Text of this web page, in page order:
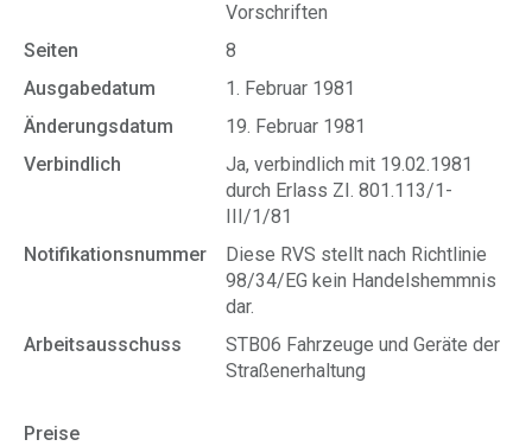
Vorschriften
Seiten
8
Ausgabedatum
1. Februar 1981
Änderungsdatum
19. Februar 1981
Verbindlich
Ja, verbindlich mit 19.02.1981
durch Erlass ZI. 801.113/1-
III/1/81
Notifikationsnummer
Diese RVS stellt nach Richtlinie
98/34/EG kein Handelshemmnis
dar.
Arbeitsausschuss
STB06 Fahrzeuge und Geräte der
Straßenerhaltung
Preise